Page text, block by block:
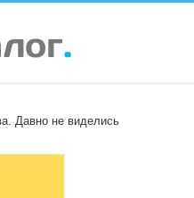
Давно не виделись